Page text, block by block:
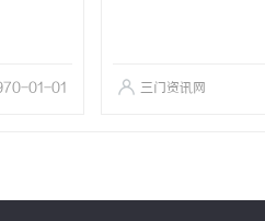
01-01 三门资讯网